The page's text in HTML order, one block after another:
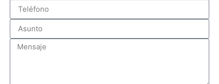
recomendadas para garantizar que cada viaje sea
seguro.